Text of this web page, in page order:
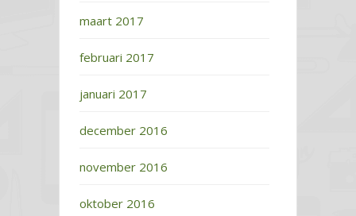
maart 2017
februari 2017
januari 2017
december 2016
november 2016
oktober 2016